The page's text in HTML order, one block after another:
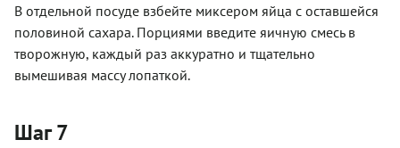
В отдельной посуде взбейте миксером яйца с оставшейся
половиной сахара. Порциями введите яичную смесь в
творожную, каждый раз аккуратно и тщательно
вымешивая массу лопаткой.
Шаг 7